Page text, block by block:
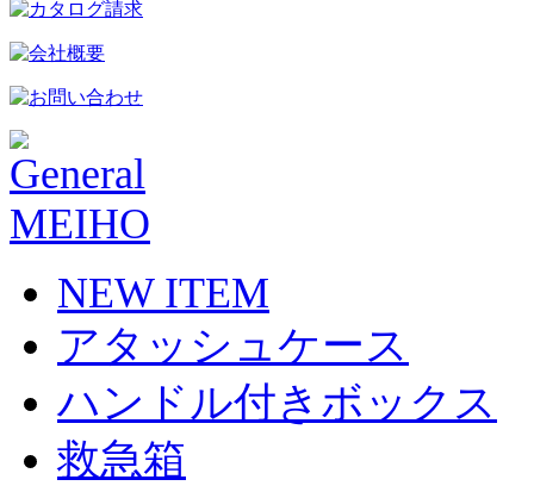
NEW ITEM
アタッシュケース
ハンドル付きボックス
救急箱